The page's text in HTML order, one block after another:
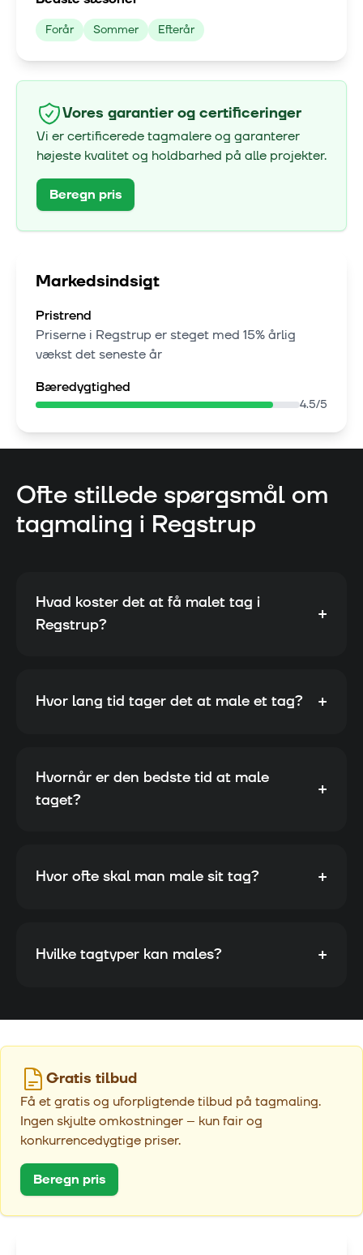
Forår Sommer Efterår
Vores garantier og certificeringer
Vi er certificerede tagmalere og garanterer
højeste kvalitet og holdbarhed på alle projekter.
Beregn pris
Markedsindsigt
Pristrend
Priserne i Regstrup er steget med 15% årlig
vækstdet seneste år
Bæredygtighed
4.5/5
Ofte stillede spørgsmål om
tagmaling i Regstrup
Hvad koster det at få malet tag i
Regstrup?
+
Hvor lang tid tager det at male et tag? +
Hvornår er den bedste tid at male
taget?
+
Hvor ofte skal man male sit tag? +
Hvilke tagtyper kan males? +
Gratis tilbud
Få et gratis og uforpligtende tilbud på tagmaling.
Ingen skjulte omkostninger – kun fair og
konkurrencedygtige priser.
Beregn pris